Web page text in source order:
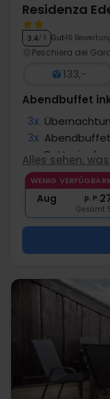
Residenza
3.4/ 5 Gut 16
Peschiera del
133,-
Abendbuffet
3x
3x
∞ Bettwäsche
∞ Gratis
1x Kostenloser
Alles sehen,
WENIG
Aug p. P.
Gesamt